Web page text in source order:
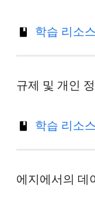
학습 리소스
규제 및 개인
학습 리소스
에지에서의 데